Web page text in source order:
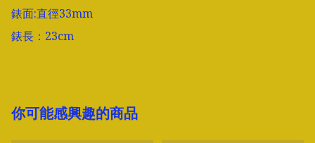
錶面:直徑33mm
錶長：23cm
你可能感興趣的商品